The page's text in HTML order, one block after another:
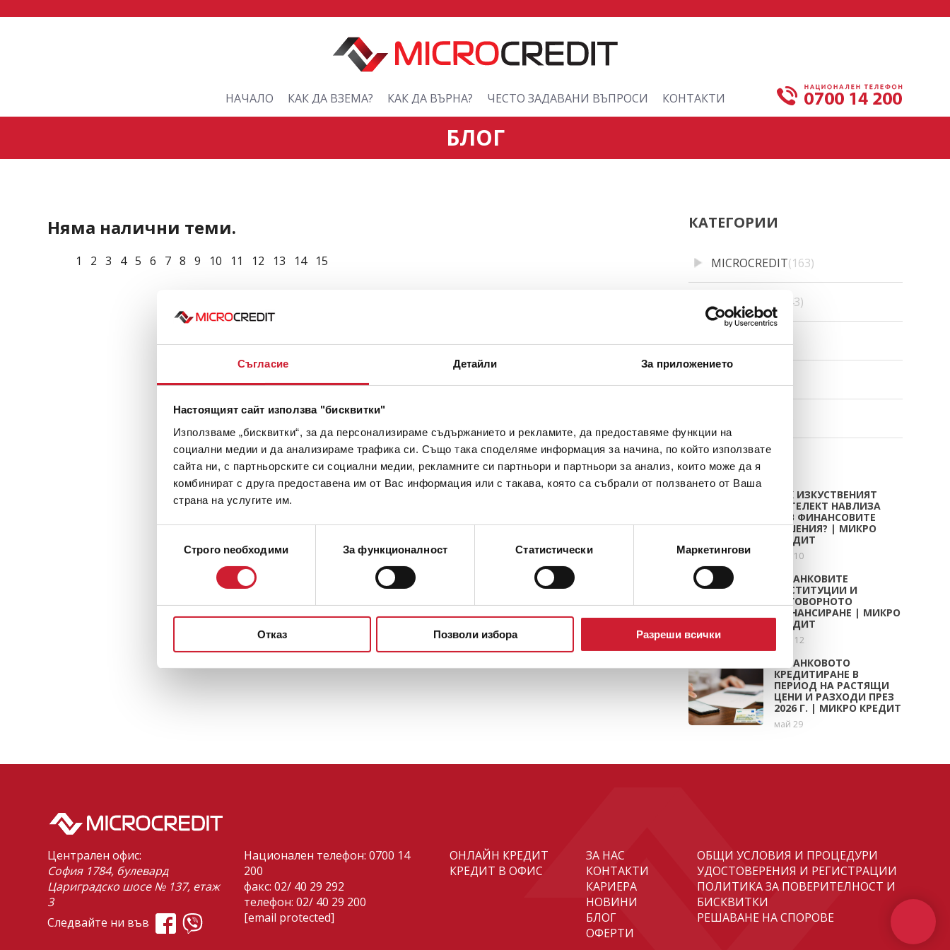
Съгласие Детайли За приложението
Настоящият сайт използва "бисквитки"
Използваме „бисквитки“, за да персонализираме съдържанието и рекламите, да предоставяме функции на
социални медии и да анализираме трафика си. Също така споделяме информация за начина, по който използвате
сайта ни, с партньорските си социални медии, рекламните си партньори и партньори за анализ, които може да я
комбинират с друга предоставена им от Вас информация или с такава, която са събрали от ползването от Ваша
страна на услугите им.
Строго nеобходими За функционалност Статистически Маркетингови
Отказ Позволи избора Разреши всички
НАЧАЛО КАК ДА ВЗЕМА? КАК ДА ВЪРНА? ЧЕСТО ЗАДАВАНИ ВЪПРОСИ КОНТАКТИ
БЛОГ
Няма налични теми.
1 2 3 4 5 6 7 8 9 10 11 12 13 14 15
КАТЕГОРИИ
MICROCREDIT(163)
CREDINET (43)
CREDIGO(7)
СТАТИИ
КАК ИЗКУСТВЕНИЯТ
ИНТЕЛЕКТ НАВЛИЗА
ВЪВ ФИНАНСОВИТЕ
РЕШЕНИЯ? | МИКРО
КРЕДИТ
юли 10
НЕБАНКОВИТЕ
ИНСТИТУЦИИ И
ОТГОВОРНОТО
ФИНАНСИРАНЕ | МИКРО
КРЕДИТ
юни 12
НЕБАНКОВОТО
КРЕДИТИРАНЕ В
ПЕРИОД НА РАСТЯЩИ
ЦЕНИ И РАЗХОДИ ПРЕЗ
2026 Г. | МИКРО КРЕДИТ
май 29
Централен офис:
София 1784, булевард
Цариградско шосе № 137, етаж
3
Следвайте ни във
Национален телефон:0700 14
200
факс: 02/ 40 29 292
телефон:02/ 40 29 200
[email protected]
ОНЛАЙН КРЕДИТ
КРЕДИТ В ОФИС
ЗА НАС
КОНТАКТИ
КАРИЕРА
НОВИНИ
БЛОГ
ОФЕРТИ
ОБЩИ УСЛОВИЯ И ПРОЦЕДУРИ
УДОСТОВЕРЕНИЯ И РЕГИСТРАЦИИ
ПОЛИТИКА ЗА ПОВЕРИТЕЛНОСТ И
БИСКВИТКИ
РЕШАВАНЕ НА СПОРОВЕ